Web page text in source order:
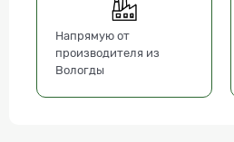
Напрямую от
производителя из
Вологды